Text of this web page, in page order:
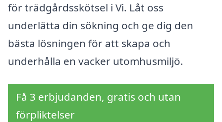
för trädgårdsskötsel i Vi. Låt oss
underlätta din sökning och ge dig den
bästa lösningen för att skapa och
underhålla en vacker utomhusmiljö.
Få 3 erbjudanden, gratis och utan
förpliktelser